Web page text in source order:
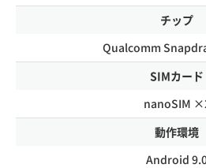
チップ
Qualcomm
SIMカード
nanoSIM
動作環境
Android